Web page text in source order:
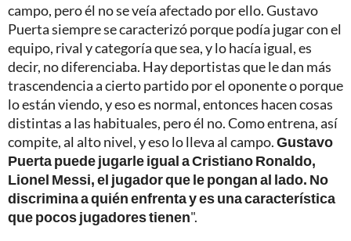
campo, pero él no se veía afectado por ello. Gustavo
Puerta siempre se caracterizó porque podía jugar con el
equipo, rival y categoría que sea, y lo hacía igual, es
decir, no diferenciaba. Hay deportistas que le dan más
trascendencia a cierto partido por el oponente o porque
lo están viendo, y eso es normal, entonces hacen cosas
distintas a las habituales, pero él no. Como entrena, así
compite, al alto nivel, y eso lo lleva al campo.Gustavo
Puerta puede jugarle igual a Cristiano Ronaldo,
Lionel Messi, el jugador que le pongan al lado. No
discrimina a quién enfrenta y es una característica
que pocos jugadores tienen".